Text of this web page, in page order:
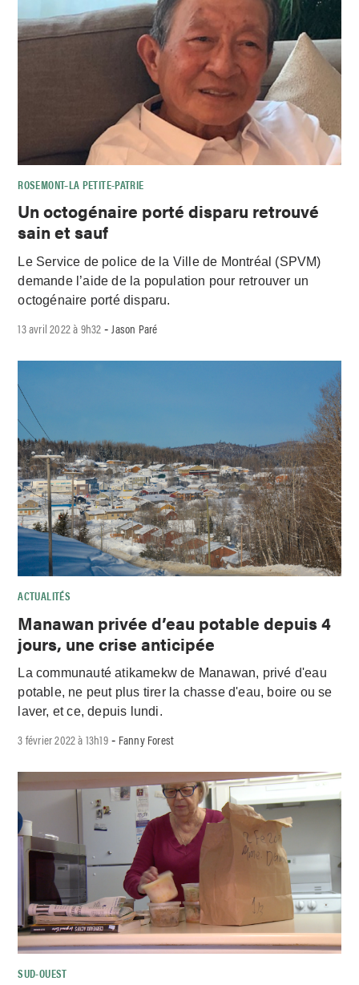
ROSEMONT–LA PETITE-PATRIE
Un octogénaire porté disparu retrouvé
sain et sauf
Le Service de police de la Ville de Montréal (SPVM)
demande l’aide de la population pour retrouver un
octogénaire porté disparu.
13 avril 2022 à 9h32 - Jason Paré
ACTUALITÉS
Manawan privée d’eau potable depuis 4
jours, une crise anticipée
La communauté atikamekw de Manawan, privé d'eau
potable, ne peut plus tirer la chasse d'eau, boire ou se
laver, et ce, depuis lundi.
3 février 2022 à 13h19- Fanny Forest
SUD-OUEST